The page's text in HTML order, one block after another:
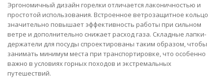
Эргономичный дизайн горелки отличается лаконичностью и
простотой использования. Встроенное ветрозащитное кольцо
значительно повышает эффективность работы при сильном
ветре и дополнительно снижает расход газа. Складные лапки-
держатели для посуды спроектированы таким образом, чтобы
занимать минимум места при транспортировке, что особенно
важно в условиях горных походов и экстремальных
путешествий.